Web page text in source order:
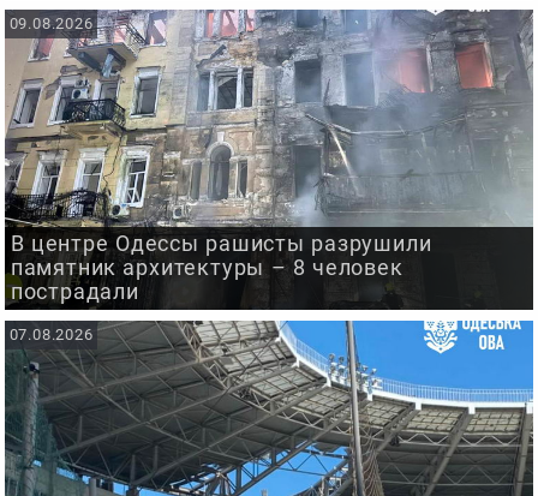
В центре Одессы рашисты разрушили
памятник архитектуры – 8 человек
пострадали
09.08.2026
07.08.2026